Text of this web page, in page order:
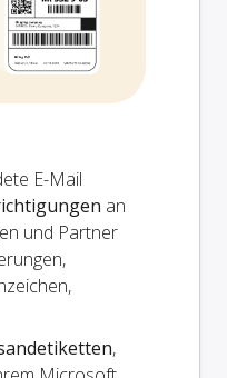
E-Mail
an
und Partner
,